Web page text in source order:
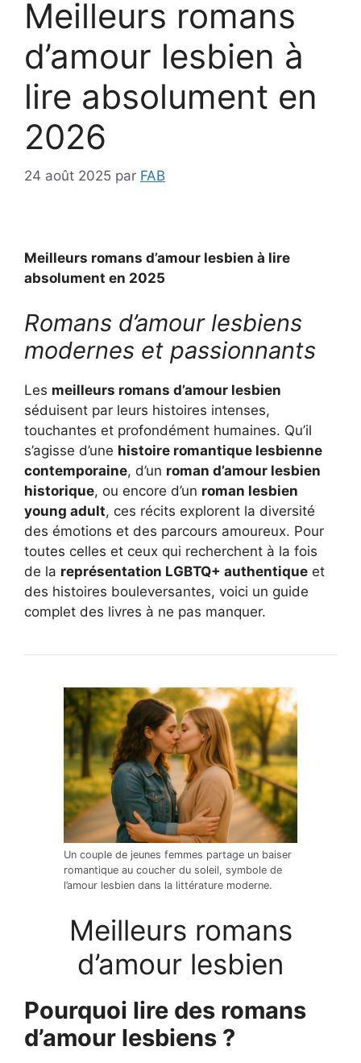
Meilleurs romans
d’amour lesbien à
lire absolument en
2026
24 août 2025 par FAB
Meilleurs romans d’amour lesbien à lire
absolument en 2025
Romans d’amour lesbiens
modernes et passionnants
Les meilleurs romans d’amour lesbien
séduisent par leurs histoires intenses,
touchantes et profondément humaines. Qu’il
s’agisse d’une histoire romantique lesbienne
contemporaine, d’un roman d’amour lesbien
historique, ou encore d’un roman lesbien
young adult, ces récits explorent la diversité
des émotions et des parcours amoureux. Pour
toutes celles et ceux qui recherchent à la fois
de la représentation LGBTQ+ authentique et
des histoires bouleversantes, voici un guide
complet des livres à ne pas manquer.
Un couple de jeunes femmes partage un baiser
romantique au coucher du soleil, symbole de
l’amour lesbien dans la littérature moderne.
Meilleurs romans
d’amour lesbien
Pourquoi lire des romans
d’amour lesbiens ?